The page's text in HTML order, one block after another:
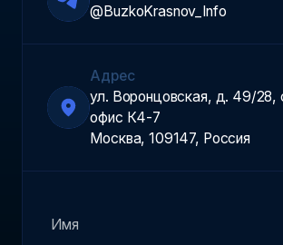
@BuzkoKrasnov_Info
Адрес
ул. Воронцовская, д. 49/28,
офис К4-7
Москва, 109147, Россия